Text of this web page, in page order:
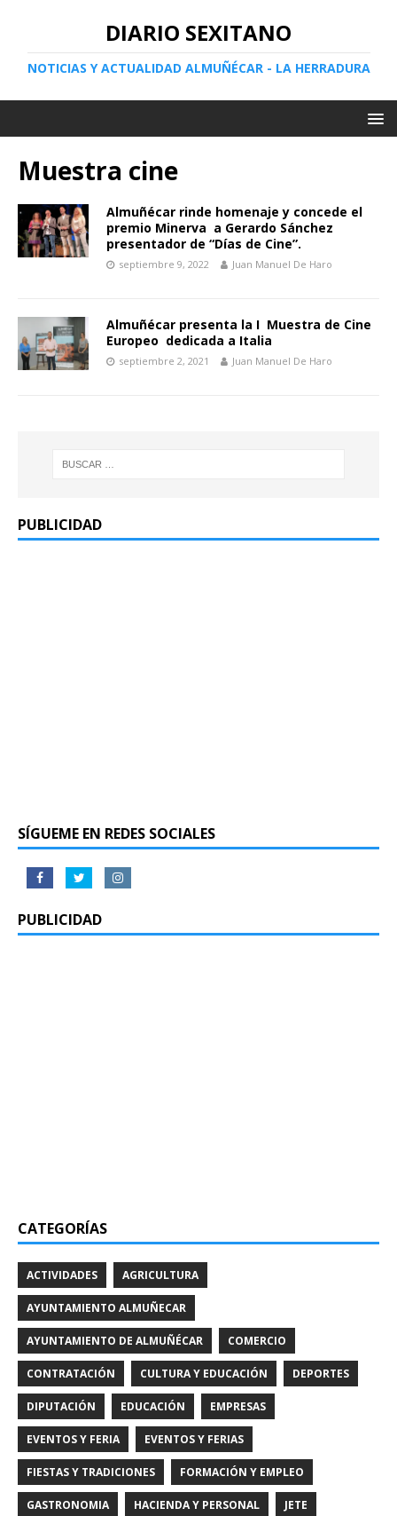
DIARIO SEXITANO
NOTICIAS Y ACTUALIDAD ALMUÑÉCAR - LA HERRADURA
Muestra cine
Almuñécar rinde homenaje y concede el
premio Minerva a Gerardo Sánchez
presentador de “Días de Cine”.
septiembre 9, 2022 Juan Manuel De Haro
Almuñécar presenta la I Muestra de Cine
Europeo dedicada a Italia
septiembre 2, 2021 Juan Manuel De Haro
PUBLICIDAD
SÍGUEME EN REDES SOCIALES
PUBLICIDAD
CATEGORÍAS
ACTIVIDADES AGRICULTURA
AYUNTAMIENTO ALMUÑECAR
AYUNTAMIENTO DE ALMUÑÉCAR COMERCIO
CONTRATACIÓN CULTURA Y EDUCACIÓN DEPORTES
DIPUTACIÓN EDUCACIÓN EMPRESAS
EVENTOS Y FERIA EVENTOS Y FERIAS
FIESTAS Y TRADICIONES FORMACIÓN Y EMPLEO
GASTRONOMIA HACIENDA Y PERSONAL JETE